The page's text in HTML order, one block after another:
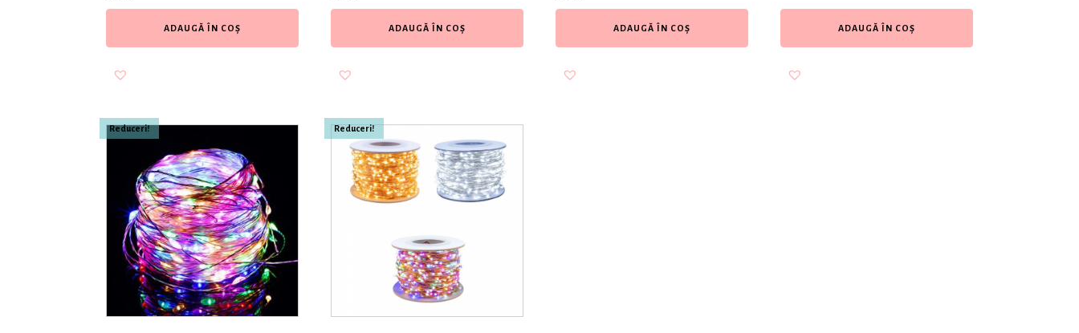
ADAUGĂ ÎN COȘ ADAUGĂ ÎN COȘ ADAUGĂ ÎN COȘ ADAUGĂ ÎN COȘ
Reduceri! Reduceri!